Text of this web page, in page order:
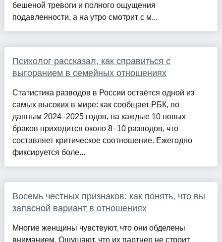
бешеной тревоги и полного ощущения
подавленности, а на утро смотрит с м...
Психолог рассказал, как справиться с
выгоранием в семейных отношениях
Статистика разводов в России остаётся одной из
самых высоких в мире: как сообщает РБК, по
данным 2024–2025 годов, на каждые 10 новых
браков приходится около 8–10 разводов, что
составляет критическое соотношение. Ежегодно
фиксируется боле...
Восемь честных признаков: как понять, что вы
запасной вариант в отношениях
Многие женщины чувствуют, что они обделены
вниманием. Ощущают, что их партнер не строит